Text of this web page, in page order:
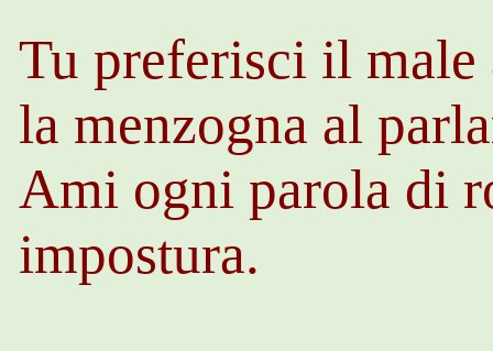
Tu preferisci il male
la menzogna al
Ami ogni parola di
impostura.